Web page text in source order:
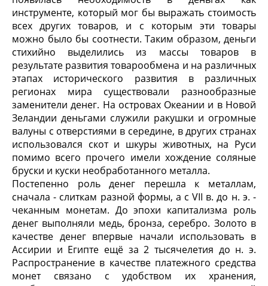
инструменте, который мог бы выражать стоимость
всех других товаров, и с которым эти товары
можно было бы соотнести. Таким образом, деньги
стихийно выделились из массы товаров в
результате развития товарообмена и на различных
этапах исторического развития в различных
регионах мира существовали разнообразные
заменители денег. На островах Океании и в Новой
Зеландии деньгами служили ракушки и огромные
валуны с отверстиями в середине, в других странах
использовался скот и шкуры животных, на Руси
помимо всего прочего имели хождение соляные
бруски и куски необработанного металла.
Постепенно роль денег перешла к металлам,
сначала - слиткам разной формы, а с VII в. до н. э. -
чеканным монетам. До эпохи капитализма роль
денег выполняли медь, бронза, серебро. Золото в
качестве денег впервые начали использовать в
Ассирии и Египте ещё за 2 тысячелетия до н. э.
Распространение в качестве платежного средства
монет связано с удобством их хранения,